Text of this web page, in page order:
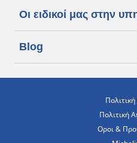
Οι ειδικοί μας στην
Blog
Πολιτική
Οροι &